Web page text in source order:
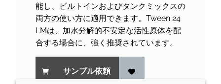
能し、ビルトインおよびタンクミックスの
両方の使い方に適用できます。Tween 24
LMは、加水分解的不安定な活性原体を配
合する場合に、強く推奨されています。
サンプル依頼